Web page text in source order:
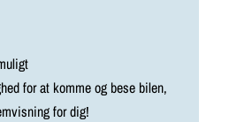
for at komme og bese bilen,
for dig!